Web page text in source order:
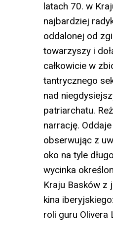
latach 70. w
najbardziej
oddalonej od
towarzyszy i
całkowicie w
tantrycznego
nad
patriarchatu.
narrację.
obserwując z
oko na tyle
wycinka
Kraju Basków z
kina
roli guru Olivera